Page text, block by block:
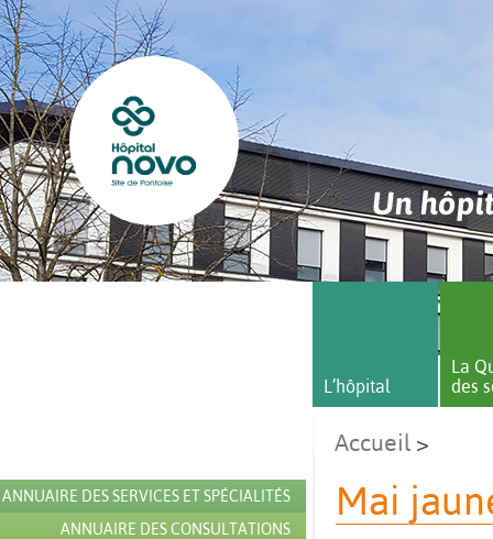
Un
ANNUAIRE DES SERVICES ET SPÉCIALITÉS
ANNUAIRE DES CONSULTATIONS
L’hôpital
La
des
Accueil >
Mai